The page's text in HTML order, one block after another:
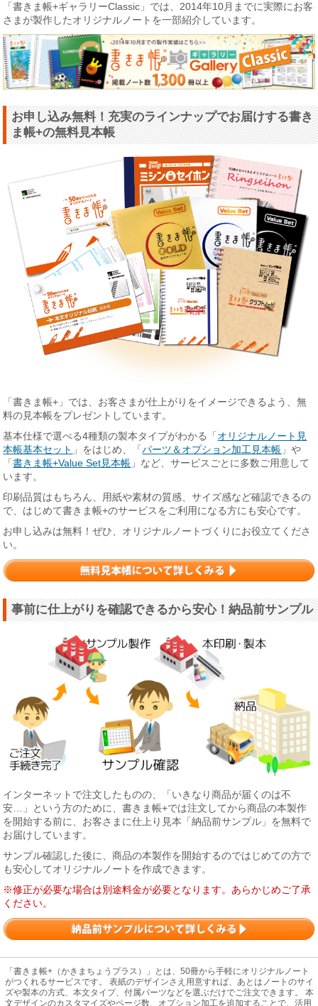
「書きま帳+ギャラリーClassic」では、2014年10月までに実際にお客
さまが製作したオリジナルノートを一部紹介しています。
お申し込み無料！充実のラインナップでお届けする書き
ま帳+の無料見本帳
「書きま帳+」では、お客さまが仕上がりをイメージできるよう、無
料の見本帳をプレゼントしています。
基本仕様で選べる4種類の製本タイプがわかる「 オリジナルノート見
本帳基本セット 」をはじめ、「パーツ＆オプション加工見本帳 」や
「書きま帳+Value Set見本帳 」など、サービスごとに多数ご用意して
います。
印刷品質はもちろん、用紙や素材の質感、サイズ感など確認できるの
で、はじめて書きま帳+のサービスをご利用になる方にも安心です。
お申し込みは無料！ぜひ、オリジナルノートづくりにお役立てくださ
い。
事前に仕上がりを確認できるから安心！納品前サンプル
インターネットで注文したものの、「いきなり商品が届くのは不
安…」という方のために、書きま帳+では注文してから商品の本製作
を開始する前に、お客さまに仕上り見本「納品前サンプル」を無料で
お届けしています。
サンプル確認した後に、商品の本製作を開始するのではじめての方で
も安心してオリジナルノートを作成できます。
※修正が必要な場合は別途料金が必要となります。あらかじめご了承
ください。
「書きま帳+（かきまちょうプラス）」とは、50冊から手軽にオリジナルノート
がつくれるサービスです。 表紙のデザインさえ用意すれば、あとはノートのサイ
ズや製本の方式、本文タイプ、付属パーツなどを選ぶだけでご注文できます。 本
文デザインのカスタマイズやページ数、オプション加工を追加することで、活用